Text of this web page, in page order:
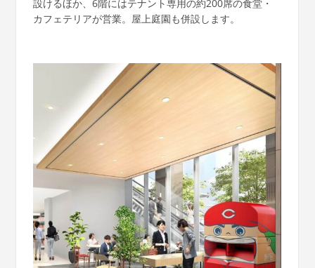
設けるほか、6階にはテナント専用の約200席の食堂・
カフェテリアが営業。屋上庭園も併設します。